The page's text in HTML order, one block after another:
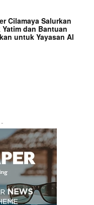
Cilamaya Salurkan
dan Bantuan
untuk Yayasan Al
-